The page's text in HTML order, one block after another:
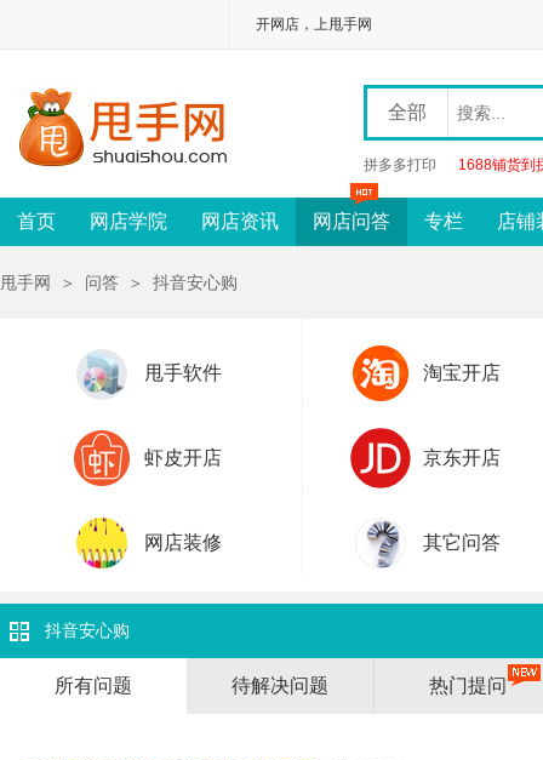
开网店，上甩手网
全部
拼多多打印 1688铺货到
首页 网店学院 网店资讯 网店问答 专栏 店铺
甩手网 ＞ 问答 ＞ 抖音安心购
甩手软件 淘宝开店
虾皮开店 京东开店
网店装修 其它问答
抖音安心购
所有问题 待解决问题 热门提问